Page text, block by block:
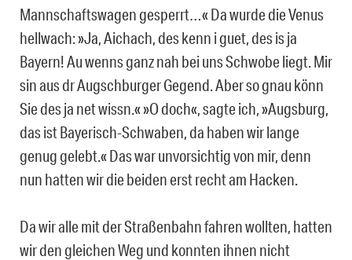
Mannschaftswagen gesperrt…« Da wurde die Venus
hellwach: »Ja, Aichach, des kenn i guet, des is ja
Bayern! Au wenns ganz nah bei uns Schwobe liegt. Mir
sin aus dr Augschburger Gegend. Aber so gnau könn
Sie des ja net wissn.« »O doch«, sagte ich, »Augsburg,
das ist Bayerisch-Schwaben, da haben wir lange
genug gelebt.« Das war unvorsichtig von mir, denn
nun hatten wir die beiden erst recht am Hacken.
Da wir alle mit der Straßenbahn fahren wollten, hatten
wir den gleichen Weg und konnten ihnen nicht